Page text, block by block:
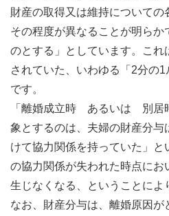
財産の取得又は維持についての
その程度が異なることが明らか
のとする」としています。これ
されていた、いわゆる「2分の
です。
「離婚成立時 あるいは 別居
象とするのは、夫婦の財産分与
けて協力関係を持っていた」
の協力関係が失われた時点に
生じなくなる、ということによ
なお、財産分与は、離婚原因が